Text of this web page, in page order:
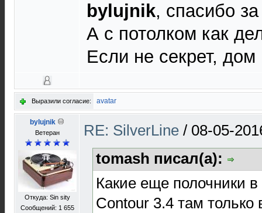
bylujnik, спасибо за
А с потолком как
Если не секрет, дом
Выразили согласие: avatar
bylujnik
Ветеран
Откуда: Sin sity
Сообщений: 1 655
RE: SilverLine / 08-05-
tomash писал(а):
Какие еще полочники
Contour 3.4 там